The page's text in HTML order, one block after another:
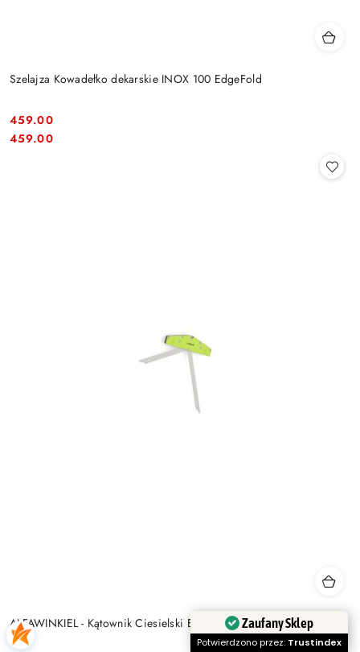
Szelajza Kowadełko dekarskie INOX 100 EdgeFold
Cena:
459.00
Cena:
459.00
ALFAWINKIEL - Kątownik Ciesielski EdgeFold Zaufany Sklep
Potwierdzono przez: Trustindex